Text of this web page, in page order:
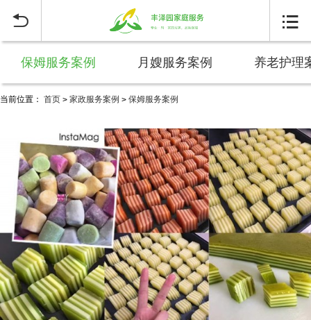
 
保姆服务案例 月嫂服务案例 养老护理
当前位置： 首页 > 家政服务案例 > 保姆服务案例